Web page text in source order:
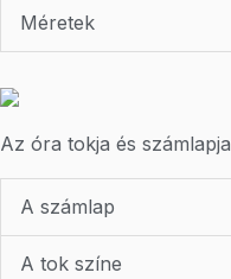
Méretek
Az óra tokja és számlapja
A számlap
A tok színe